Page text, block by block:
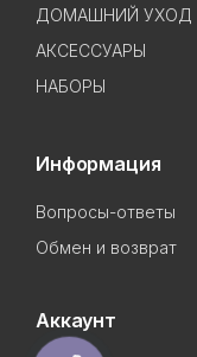
ДОМАШНИЙ УХОД
АКСЕССУАРЫ
НАБОРЫ
Информация
Вопросы-ответы
Обмен и возврат
Аккаунт